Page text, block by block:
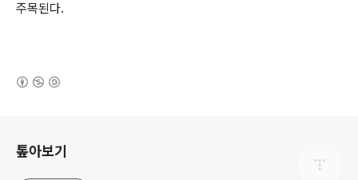
주목된다.
톺아보기